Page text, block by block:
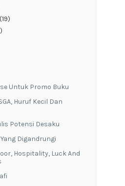
(19)
Untuk Promo Buku
Huruf Kecil Dan
Potensi Desaku
Digandrungi
Hospitality, Luck And